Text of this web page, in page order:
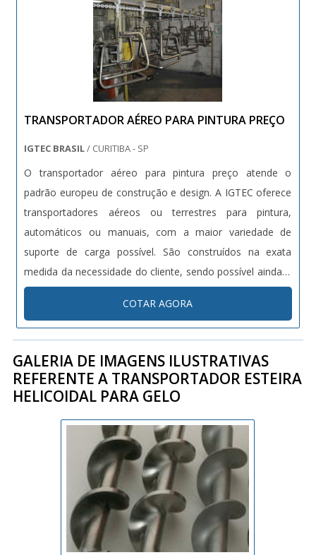
TRANSPORTADOR AÉREO PARA PINTURA PREÇO
IGTEC BRASIL/ CURITIBA - SP
O transportador aéreo para pintura preço atende o
padrão europeu de construção e design. A IGTEC oferece
transportadores aéreos ou terrestres para pintura,
automáticos ou manuais, com a maior variedade de
suporte de carga possível. São construídos na exata
medida da necessidade do cliente, sendo possível ainda o
retrofit, melhoria de um transportador já existente, o que
possibilita um aumento de produtividade. Na IGTEC, a
empresa constrói tr....
COTAR AGORA
GALERIA DE IMAGENS ILUSTRATIVAS
REFERENTE A TRANSPORTADOR ESTEIRA
HELICOIDAL PARA GELO